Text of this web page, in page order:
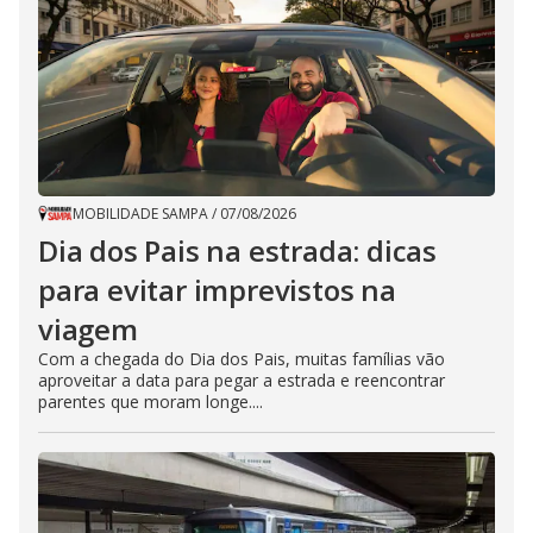
MOBILIDADE SAMPA/ 07/08/2026
Dia dos Pais na estrada: dicas
para evitar imprevistos na
viagem
Com a chegada do Dia dos Pais, muitas famílias vão
aproveitar a data para pegar a estrada e reencontrar
parentes que moram longe....